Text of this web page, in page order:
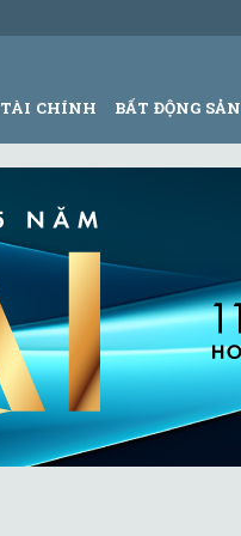
TÀI CHÍNH BẤT ĐỘNG SẢN